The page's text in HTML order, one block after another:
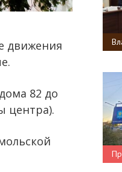
движения
82 до
центра).